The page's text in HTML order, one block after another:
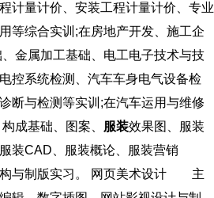
计量计价、安装工程计量计价、专业
综合实训;在房地产开发、施工企
属加工基础、电工电子技术与技
控系统检测、汽车车身电气设备检
与检测等实训;在汽车运用与维修
基础、图案、 服装效果图、服装
装CAD、服装概论、服装营销
构与制版实习。 网页美术设计 主